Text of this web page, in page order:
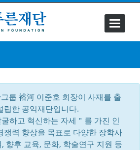
Toggle
룹 裕河 이준호 회장이 사재를 출
립한 공익재단입니다.
하고 혁신하는 자세＂를 가진 인
쟁력 향상을 목표로 다양한 장학사
향후 교육, 문화, 학술연구 지원 등